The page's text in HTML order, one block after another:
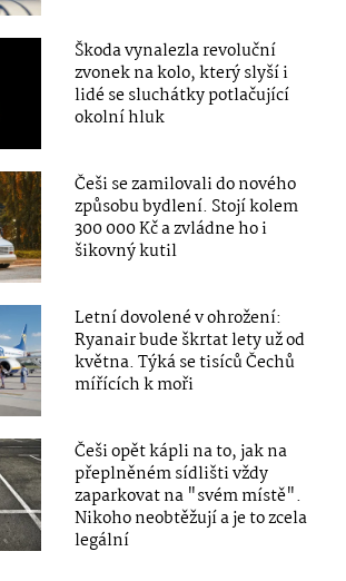
Škoda vynalezla revoluční
zvonek na kolo, který slyší i
lidé se sluchátky potlačující
okolní hluk
Češi se zamilovali do nového
způsobu bydlení. Stojí kolem
300 000 Kč a zvládne ho i
šikovný kutil
Letní dovolené v ohrožení:
Ryanair bude škrtat lety už od
května. Týká se tisíců Čechů
mířících k moři
Češi opět kápli na to, jak na
přeplněném sídlišti vždy
zaparkovat na "svém místě".
Nikoho neobtěžují a je to zcela
legální